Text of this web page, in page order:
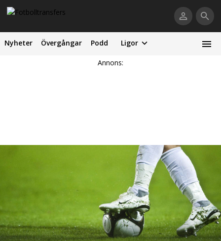
Nyheter Övergångar Podd Ligor
Annons: